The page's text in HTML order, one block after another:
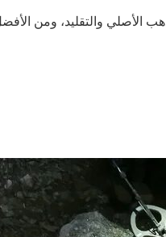
الأصلي والتقليد، ومن